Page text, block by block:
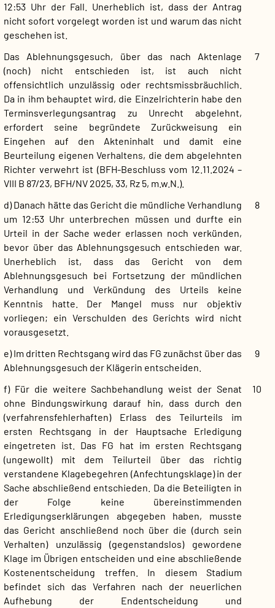
12:53 Uhr der Fall. Unerheblich ist, dass der Antrag
nicht sofort vorgelegt worden ist und warum das nicht
geschehen ist.
7
Das Ablehnungsgesuch, über das nach Aktenlage
(noch) nicht entschieden ist, ist auch nicht
offensichtlich unzulässig oder rechtsmissbräuchlich.
Da in ihm behauptet wird, die Einzelrichterin habe den
Terminsverlegungsantrag zu Unrecht abgelehnt,
erfordert seine begründete Zurückweisung ein
Eingehen auf den Akteninhalt und damit eine
Beurteilung eigenen Verhaltens, die dem abgelehnten
Richter verwehrt ist (BFH-Beschluss vom 12.11.2024 –
VIII B 87/23, BFH/NV 2025, 33, Rz 5, m.w.N.).
8
d) Danach hätte das Gericht die mündliche Verhandlung
um 12:53 Uhr unterbrechen müssen und durfte ein
Urteil in der Sache weder erlassen noch verkünden,
bevor über das Ablehnungsgesuch entschieden war.
Unerheblich ist, dass das Gericht von dem
Ablehnungsgesuch bei Fortsetzung der mündlichen
Verhandlung und Verkündung des Urteils keine
Kenntnis hatte. Der Mangel muss nur objektiv
vorliegen; ein Verschulden des Gerichts wird nicht
vorausgesetzt.
9
e) Im dritten Rechtsgang wird das FG zunächst über das
Ablehnungsgesuch der Klägerin entscheiden.
10
f) Für die weitere Sachbehandlung weist der Senat
ohne Bindungswirkung darauf hin, dass durch den
(verfahrensfehlerhaften) Erlass des Teilurteils im
ersten Rechtsgang in der Hauptsache Erledigung
eingetreten ist. Das FG hat im ersten Rechtsgang
(ungewollt) mit dem Teilurteil über das richtig
verstandene Klagebegehren (Anfechtungsklage) in der
Sache abschließend entschieden. Da die Beteiligten in
der Folge keine übereinstimmenden
Erledigungserklärungen abgegeben haben, musste
das Gericht anschließend noch über die (durch sein
Verhalten) unzulässig (gegenstandslos) gewordene
Klage im Übrigen entscheiden und eine abschließende
Kostenentscheidung treffen. In diesem Stadium
befindet sich das Verfahren nach der neuerlichen
Aufhebung der Endentscheidung und